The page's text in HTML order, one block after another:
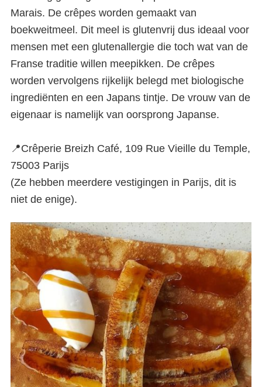
Marais. De crêpes worden gemaakt van
boekweitmeel. Dit meel is glutenvrij dus ideaal voor
mensen met een glutenallergie die toch wat van de
Franse traditie willen meepikken. De crêpes
worden vervolgens rijkelijk belegd met biologische
ingrediënten en een Japans tintje. De vrouw van de
eigenaar is namelijk van oorsprong Japanse.
📍Crêperie Breizh Café, 109 Rue Vieille du Temple,
75003 Parijs
(Ze hebben meerdere vestigingen in Parijs, dit is
niet de enige).